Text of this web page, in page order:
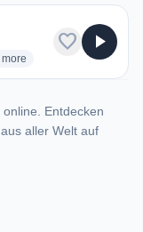
more genres for Radio Jalaful
more
favorite play_arrow
Entdecken
aller Welt auf